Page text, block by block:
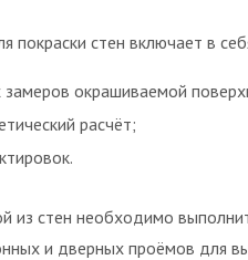
покраски стен включает в
окрашиваемой
расчёт;
из стен необходимо
и дверных проёмов для